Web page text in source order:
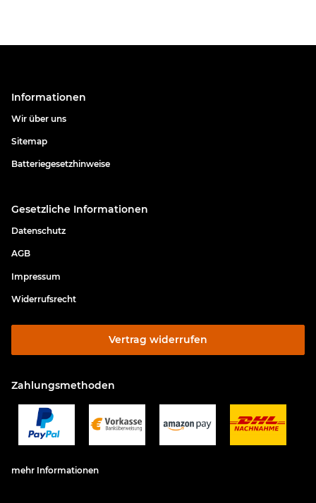
Informationen
Wir über uns
Sitemap
Batteriegesetzhinweise
Gesetzliche Informationen
Datenschutz
AGB
Impressum
Widerrufsrecht
Vertrag widerrufen
Zahlungsmethoden
mehr Informationen